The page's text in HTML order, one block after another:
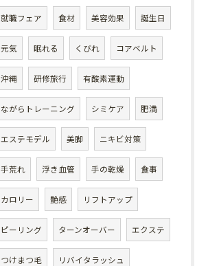
就職フェア 食材 美容効果 誕生日
元気 眠れる くびれ コアベルト
沖縄 研修旅行 有酸素運動
ながらトレーニング シミケア 肥満
エステモデル 美脚 ニキビ対策
手荒れ 浮き血管 手の乾燥 食事
カロリー 艶感 リフトアップ
ピーリング ターンオーバー エクステ
つけまつ毛 リバイタラッシュ